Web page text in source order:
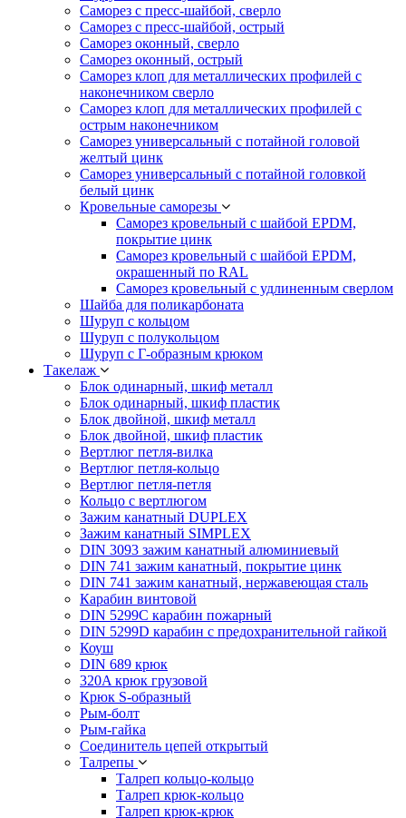
Саморез с пресс-шайбой, сверло
Саморез с пресс-шайбой, острый
Саморез оконный, сверло
Саморез оконный, острый
Саморез клоп для металлических профилей с
наконечником сверло
Саморез клоп для металлических профилей с
острым наконечником
Саморез универсальный с потайной головой
желтый цинк
Саморез универсальный с потайной головкой
белый цинк
Кровельные саморезы
Саморез кровельный с шайбой EPDM,
покрытие цинк
Саморез кровельный с шайбой EPDM,
окрашенный по RAL
Саморез кровельный с удлиненным сверлом
Шайба для поликарбоната
Шуруп с кольцом
Шуруп с полукольцом
Шуруп с Г-образным крюком
Такелаж
Блок одинарный, шкиф металл
Блок одинарный, шкиф пластик
Блок двойной, шкиф металл
Блок двойной, шкиф пластик
Вертлюг петля-вилка
Вертлюг петля-кольцо
Вертлюг петля-петля
Кольцо с вертлюгом
Зажим канатный DUPLEX
Зажим канатный SIMPLEX
DIN 3093 зажим канатный алюминиевый
DIN 741 зажим канатный, покрытие цинк
DIN 741 зажим канатный, нержавеющая сталь
Карабин винтовой
DIN 5299C карабин пожарный
DIN 5299D карабин с предохранительной гайкой
Коуш
DIN 689 крюк
320A крюк грузовой
Крюк S-образный
Рым-болт
Рым-гайка
Соединитель цепей открытый
Талрепы
Талреп кольцо-кольцо
Талреп крюк-кольцо
Талреп крюк-крюк